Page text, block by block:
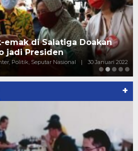
emak di Salatiga Doakan
jadi Presiden
Politik, Seputar Nasional | 30 Januari 2022
+